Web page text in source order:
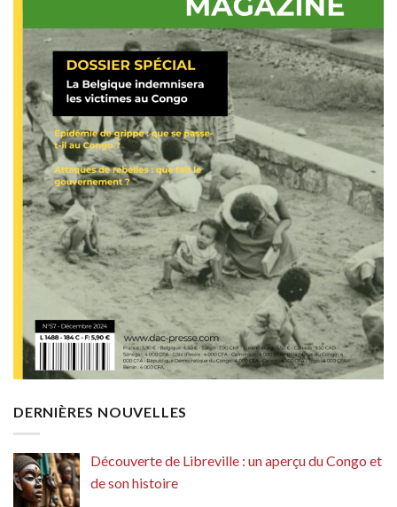
DERNIÈRES NOUVELLES
Découverte de Libreville : un aperçu du Congo et
de son histoire